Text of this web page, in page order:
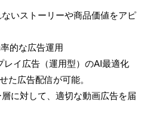
いストーリーや商品価値をアピ
的な広告運用
レイ広告（運用型）のAI最適化
た広告配信が可能。
に対して、適切な動画広告を届